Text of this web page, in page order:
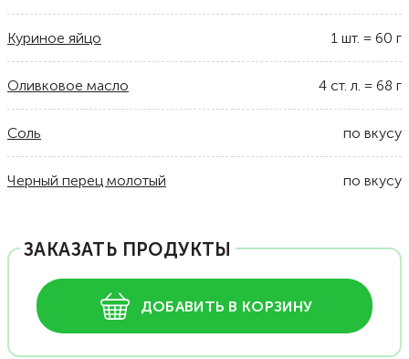
Куриное яйцо 1 шт. = 60 г
Оливковое масло 4 ст. л. = 68 г
Соль по вкусу
Черный перец молотый по вкусу
ЗАКАЗАТЬ ПРОДУКТЫ
ДОБАВИТЬ В КОРЗИНУ